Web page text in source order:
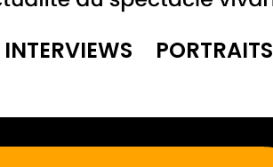
INTERVIEWS PORTRAITS